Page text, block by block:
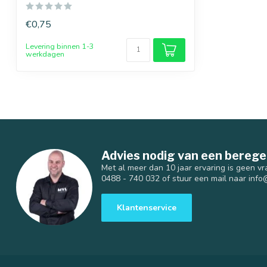
€0,75
Levering binnen 1-3
werkdagen
Advies nodig van een
Met al meer dan 10 jaar ervaring is geen
0488 - 740 032 of stuur een mail naar
Klantenservice